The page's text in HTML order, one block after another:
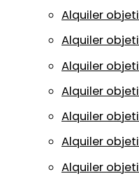
Alquiler
Alquiler
Alquiler
Alquiler
Alquiler
Alquiler
Alquiler